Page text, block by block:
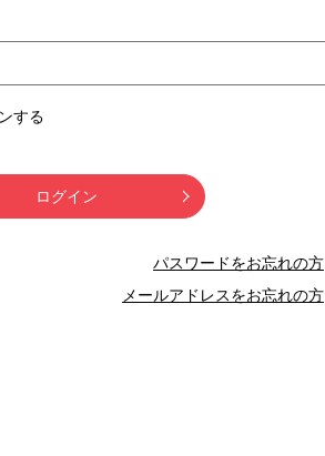
する
ログイン
パスワードをお忘れの方
メールアドレスをお忘れの方